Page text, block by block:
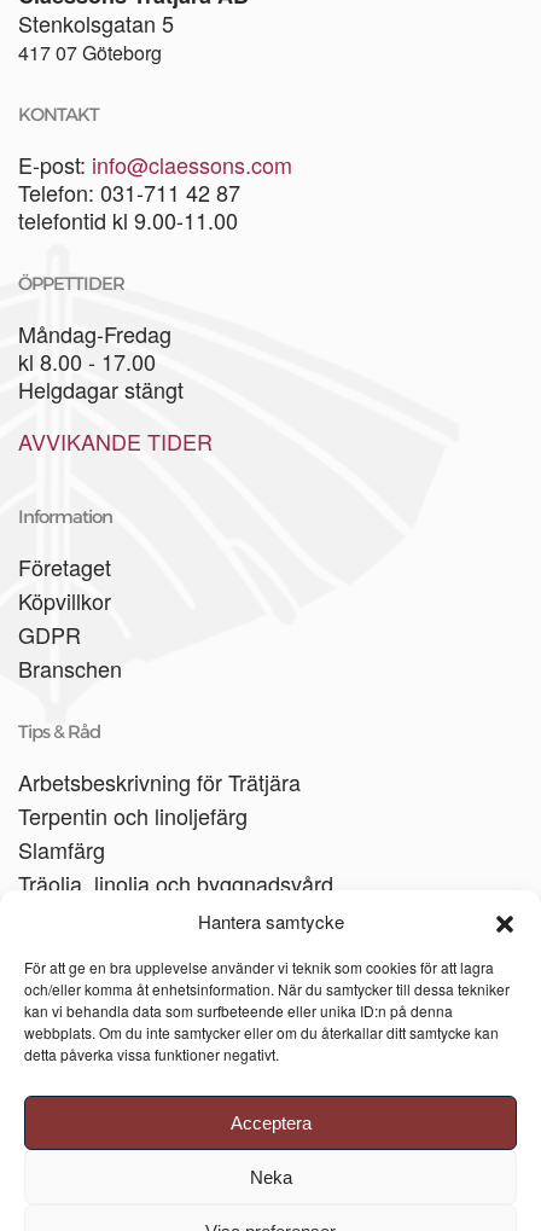
Hantera samtycke
För att ge en bra upplevelse använder vi teknik som cookies för att lagra
och/eller komma åt enhetsinformation. När du samtycker till dessa tekniker
kan vi behandla data som surfbeteende eller unika ID:n på denna
webbplats. Om du inte samtycker eller om du återkallar ditt samtycke kan
detta påverka vissa funktioner negativt.
Acceptera
Neka
Stenkolsgatan 5
417 07 Göteborg
KONTAKT
E-post: info@claessons.com
Telefon: 031-711 42 87
telefontid kl 9.00-11.00
ÖPPETTIDER
Måndag-Fredag
kl 8.00 - 17.00
Helgdagar stängt
AVVIKANDE TIDER
Information
Företaget
Köpvillkor
GDPR
Branschen
Tips & Råd
Arbetsbeskrivning för Trätjära
Terpentin och linoljefärg
Slamfärg
Träolja, linolja och byggnadsvård